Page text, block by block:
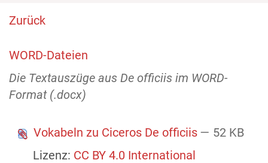
Zurück
WORD-Dateien
Die Textauszüge aus De officiis im WORD-
Format (.docx)
Vokabeln zu Ciceros De officiis — 52 KB
Lizenz: CC BY 4.0 International